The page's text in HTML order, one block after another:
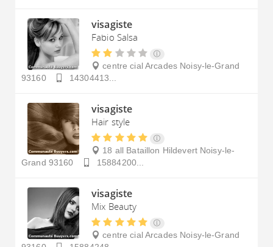
visagiste
Fabio Salsa
centre cial Arcades Noisy-le-Grand
93160
14304413...
visagiste
Hair style
18 all Bataillon Hildevert Noisy-le-
Grand 93160 15884200...
visagiste
Mix Beauty
centre cial Arcades Noisy-le-Grand